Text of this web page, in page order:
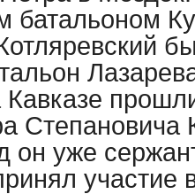
батальоном
Кавказе
Степановича
он уже
участие